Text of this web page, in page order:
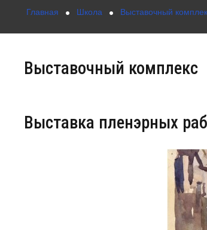
Образование
Курсы повышения квалификации
Конкурсы
Главная Школа Выставочный
Выставочный комплекс
Выставка пленэрных